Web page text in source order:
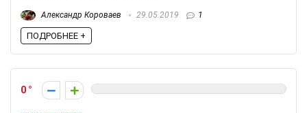
Александр Короваев 29.05.2019 1
ПОДРОБНЕЕ +
0